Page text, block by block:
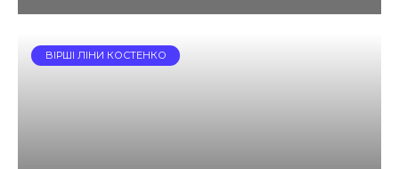
ВІРШІ ЛІНИ КОСТЕНКО